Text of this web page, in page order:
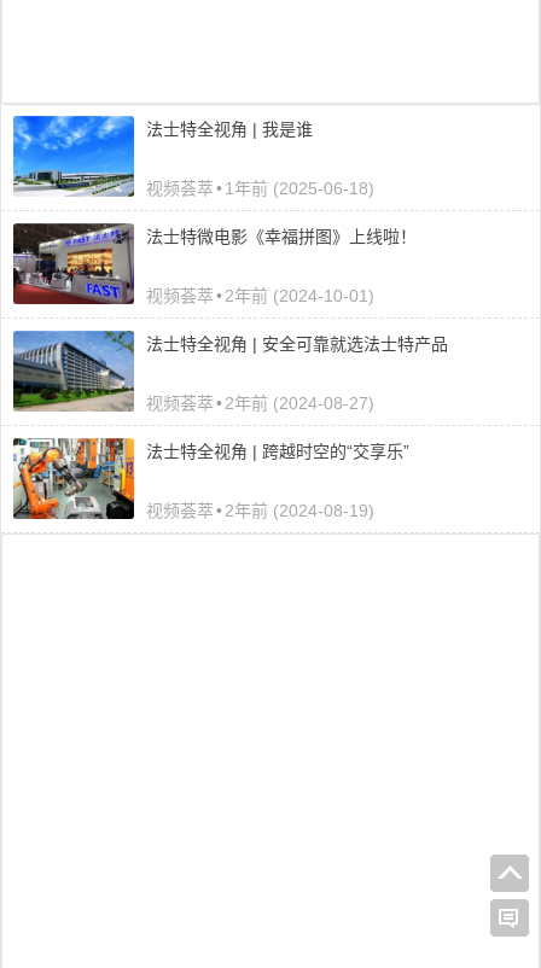
法士特全视角 | 我是谁
视频荟萃•1年前 (2025-06-18)
法士特微电影《幸福拼图》上线啦！
视频荟萃•2年前 (2024-10-01)
法士特全视角 | 安全可靠就选法士特产品
视频荟萃•2年前 (2024-08-27)
法士特全视角 | 跨越时空的“交享乐”
视频荟萃•2年前 (2024-08-19)